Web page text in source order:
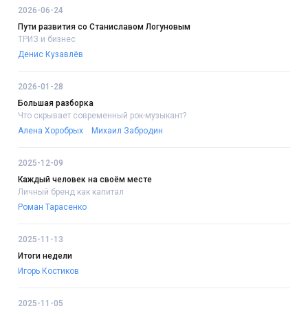
2026-06-24
Пути развития со Станиславом Логуновым
ТРИЗ и бизнес
Денис Кузавлёв
2026-01-28
Большая разборка
Что скрывает современный рок-музыкант?
Алена Хоробрых
Михаил Забродин
2025-12-09
Каждый человек на своём месте
Личный бренд как капитал
Роман Тарасенко
2025-11-13
Итоги недели
Игорь Костиков
2025-11-05